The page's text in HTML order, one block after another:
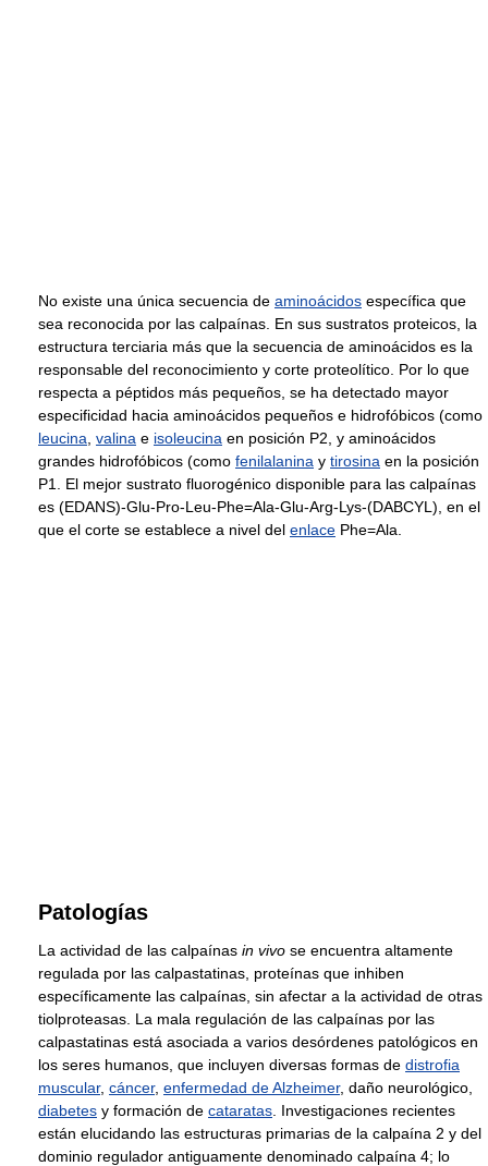
No existe una única secuencia de aminoácidos específica que
sea reconocida por las calpaínas. En sus sustratos proteicos, la
estructura terciaria más que la secuencia de aminoácidos es la
responsable del reconocimiento y corte proteolítico. Por lo que
respecta a péptidos más pequeños, se ha detectado mayor
especificidad hacia aminoácidos pequeños e hidrofóbicos (como
leucina valina e isoleucina en posición P2, y aminoácidos
grandes hidrofóbicos (como fenilalanina y tirosina en la posición
P1. El mejor sustrato fluorogénico disponible para las calpaínas
es (EDANS)-Glu-Pro-Leu-Phe=Ala-Glu-Arg-Lys-(DABCYL), en el
que el corte se establece a nivel del enlace Phe=Ala.
Patologías
La actividad de las calpaínas in vivo se encuentra altamente
regulada por las calpastatinas, proteínas que inhiben
específicamente las calpaínas, sin afectar a la actividad de otras
tiolproteasas. La mala regulación de las calpaínas por las
calpastatinas está asociada a varios desórdenes patológicos en
los seres humanos, que incluyen diversas formas de distrofia
muscular, cáncer, enfermedad de Alzheimer, daño neurológico,
diabetes y formación de cataratas . Investigaciones recientes
están elucidando las estructuras primarias de la calpaína 2 y del
dominio regulador antiguamente denominado calpaína 4; lo